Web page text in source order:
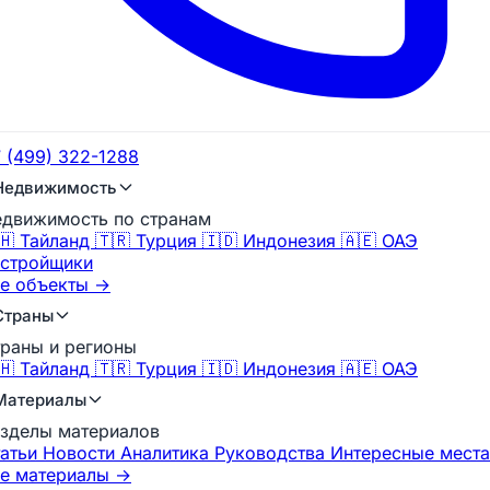
(499) 322-1288
по странам
Тайланд 🇹🇷 Турция 🇮🇩 Индонезия 🇦🇪 ОАЭ
объекты →
и регионы
Тайланд 🇹🇷 Турция 🇮🇩 Индонезия 🇦🇪 ОАЭ
материалов
Новости Аналитика Руководства Интересные места
материалы →